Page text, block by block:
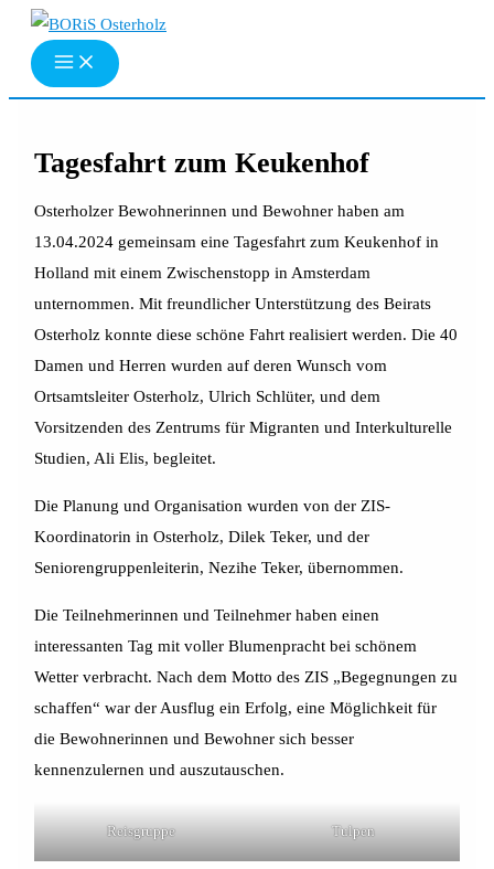
Zum
Inhalt
springen
Tagesfahrt zum Keukenhof
Osterholzer Bewohnerinnen und Bewohner haben am
13.04.2024 gemeinsam eine Tagesfahrt zum Keukenhof in
Holland mit einem Zwischenstopp in Amsterdam
unternommen. Mit freundlicher Unterstützung des Beirats
Osterholz konnte diese schöne Fahrt realisiert werden. Die 40
Damen und Herren wurden auf deren Wunsch vom
Ortsamtsleiter Osterholz, Ulrich Schlüter, und dem
Vorsitzenden des Zentrums für Migranten und Interkulturelle
Studien, Ali Elis, begleitet.
Die Planung und Organisation wurden von der ZIS-
Koordinatorin in Osterholz, Dilek Teker, und der
Seniorengruppenleiterin, Nezihe Teker, übernommen.
Die Teilnehmerinnen und Teilnehmer haben einen
interessanten Tag mit voller Blumenpracht bei schönem
Wetter verbracht. Nach dem Motto des ZIS „Begegnungen zu
schaffen“ war der Ausflug ein Erfolg, eine Möglichkeit für
die Bewohnerinnen und Bewohner sich besser
kennenzulernen und auszutauschen.
Reisgruppe Tulpen